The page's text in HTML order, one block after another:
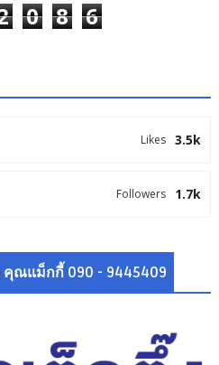
0 8 6
3.5k
Likes
1.7k
Followers
ณแม็กกี้ 090 - 9445409